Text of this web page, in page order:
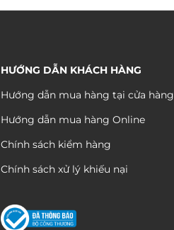
HƯỚNG DẪN KHÁCH HÀNG
Hướng dẫn mua hàng tại cửa hàng
Hướng dẫn mua hàng Online
Chính sách kiểm hàng
Chính sách xử lý khiếu nại